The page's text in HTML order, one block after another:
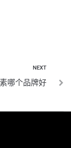
NEXT
哪个品牌好